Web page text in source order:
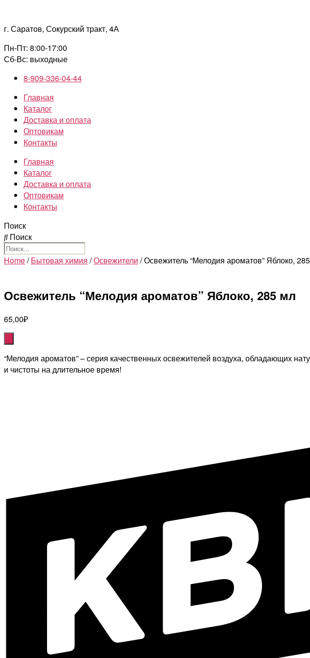
содержимому
г. Саратов, Сокурский тракт, 4А
Пн-Пт: 8:00-17:00
Сб-Вс: выходные
8-909-336-04-44
Главная
Каталог
Доставка и оплата
Оптовикам
Контакты
Главная
Каталог
Доставка и оплата
Оптовикам
Контакты
Поиск
Поиск
Home/Бытовая химия /Освежители / Освежитель “Мелодия ароматов” Яблоко,
Освежитель “Мелодия ароматов” Яблоко, 285 мл
65,00₽
“Мелодия ароматов” – серия качественных освежителей воздуха, обладающих
и чистоты на длительное время!